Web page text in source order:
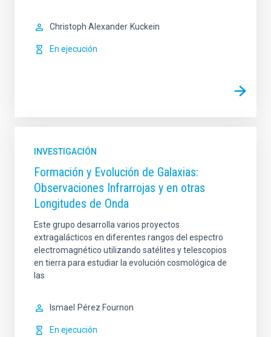
Christoph Alexander Kuckein
En ejecución
INVESTIGACIÓN
Formación y Evolución de Galaxias:
Observaciones Infrarrojas y en otras
Longitudes de Onda
Este grupo desarrolla varios proyectos
extragalácticos en diferentes rangos del espectro
electromagnético utilizando satélites y telescopios
en tierra para estudiar la evolución cosmológica de
las
Ismael Pérez Fournon
En ejecución